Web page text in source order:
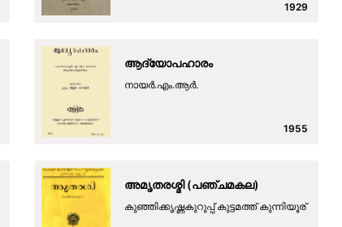
1929
ആദ്യോപഹാരം
നായര്‍.എം.ആര്‍.
1955
അമൃതരശ്മി (പഞ്ചമകല)
കുഞ്ഞിക്കൃഷ്ണകുറുപ്പ് കുട്ടമത്ത് കുന്നിയൂര്